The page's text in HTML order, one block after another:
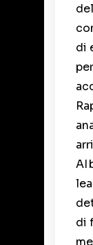
di
AI
di